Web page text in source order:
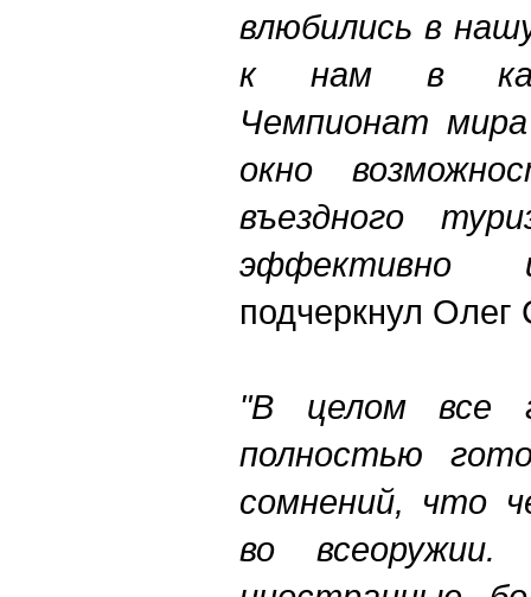
влюбились в
к нам в
Чемпионат
окно
въездного
эффективно
подчеркнул
"В целом все
полностью
сомнений, что
во